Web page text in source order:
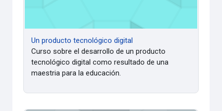
Un producto tecnológico digital
Curso sobre el desarrollo de un producto
tecnológico digital como resultado de una
maestria para la educación.